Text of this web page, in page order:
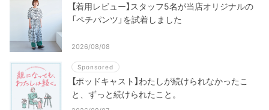
【着用レビュー】スタッフ5名が当店オリジナルの
「ペチパンツ」を試着しました
2026/08/08
Sponsored
【ポッドキャスト】わたしが続けられなかったこ
と、ずっと続けられたこと。